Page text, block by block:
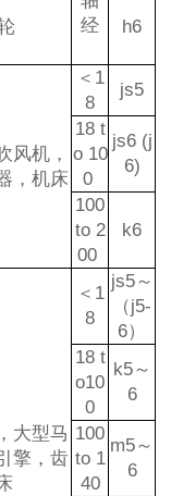
经
h6
风机，
，机床
＜1
8
js5
18 t
o 10
0
js6 (j
6)
100
to 2
00
k6
大型马
擎，齿
＜1
8
js5～
（j5-
6）
18 t
o10
0
k5～
6
100
to 1
40
m5～
6